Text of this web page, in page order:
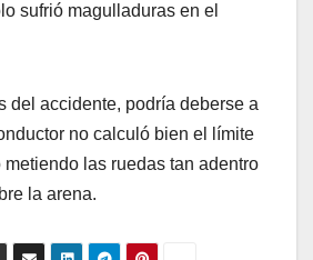
sufrió magulladuras en el
del accidente, podría deberse a
no calculó bien el límite
las ruedas tan adentro
la arena.